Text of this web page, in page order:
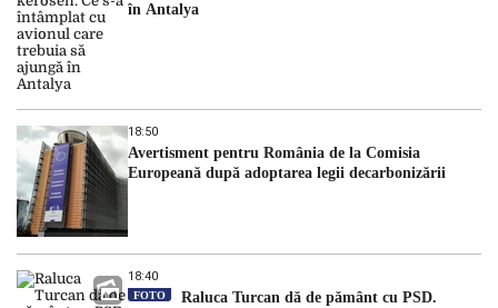
în Antalya
18:50
Avertisment pentru România de la Comisia
Europeană după adoptarea legii decarbonizării
18:40
FOTO
Raluca Turcan dă de pământ cu PSD.